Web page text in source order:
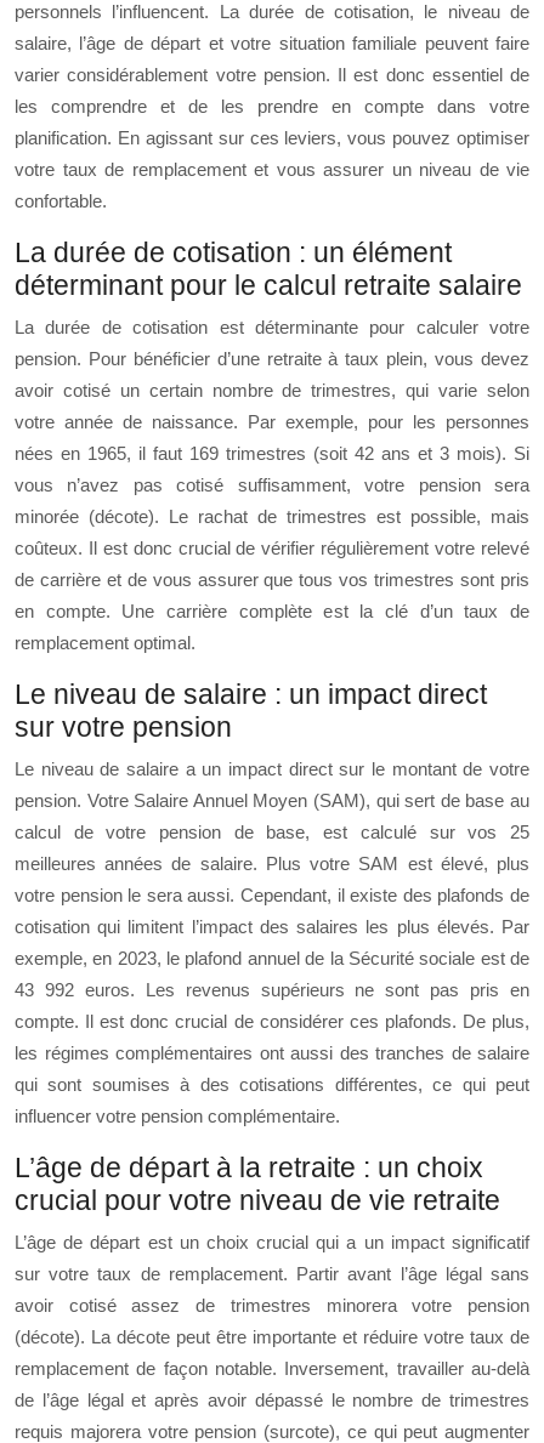
personnels l’influencent. La durée de cotisation, le niveau de
salaire, l’âge de départ et votre situation familiale peuvent faire
varier considérablement votre pension. Il est donc essentiel de
les comprendre et de les prendre en compte dans votre
planification. En agissant sur ces leviers, vous pouvez optimiser
votre taux de remplacement et vous assurer un niveau de vie
confortable.
La durée de cotisation : un élément
déterminant pour le calcul retraite salaire
La durée de cotisation est déterminante pour calculer votre
pension. Pour bénéficier d’une retraite à taux plein, vous devez
avoir cotisé un certain nombre de trimestres, qui varie selon
votre année de naissance. Par exemple, pour les personnes
nées en 1965, il faut 169 trimestres (soit 42 ans et 3 mois). Si
vous n’avez pas cotisé suffisamment, votre pension sera
minorée (décote). Le rachat de trimestres est possible, mais
coûteux. Il est donc crucial de vérifier régulièrement votre relevé
de carrière et de vous assurer que tous vos trimestres sont pris
en compte. Une carrière complète est la clé d’un taux de
remplacement optimal.
Le niveau de salaire : un impact direct
sur votre pension
Le niveau de salaire a un impact direct sur le montant de votre
pension. Votre Salaire Annuel Moyen (SAM), qui sert de base au
calcul de votre pension de base, est calculé sur vos 25
meilleures années de salaire. Plus votre SAM est élevé, plus
votre pension le sera aussi. Cependant, il existe des plafonds de
cotisation qui limitent l’impact des salaires les plus élevés. Par
exemple, en 2023, le plafond annuel de la Sécurité sociale est de
43 992 euros. Les revenus supérieurs ne sont pas pris en
compte. Il est donc crucial de considérer ces plafonds. De plus,
les régimes complémentaires ont aussi des tranches de salaire
qui sont soumises à des cotisations différentes, ce qui peut
influencer votre pension complémentaire.
L’âge de départ à la retraite : un choix
crucial pour votre niveau de vie retraite
L’âge de départ est un choix crucial qui a un impact significatif
sur votre taux de remplacement. Partir avant l’âge légal sans
avoir cotisé assez de trimestres minorera votre pension
(décote). La décote peut être importante et réduire votre taux de
remplacement de façon notable. Inversement, travailler au-delà
de l’âge légal et après avoir dépassé le nombre de trimestres
requis majorera votre pension (surcote), ce qui peut augmenter